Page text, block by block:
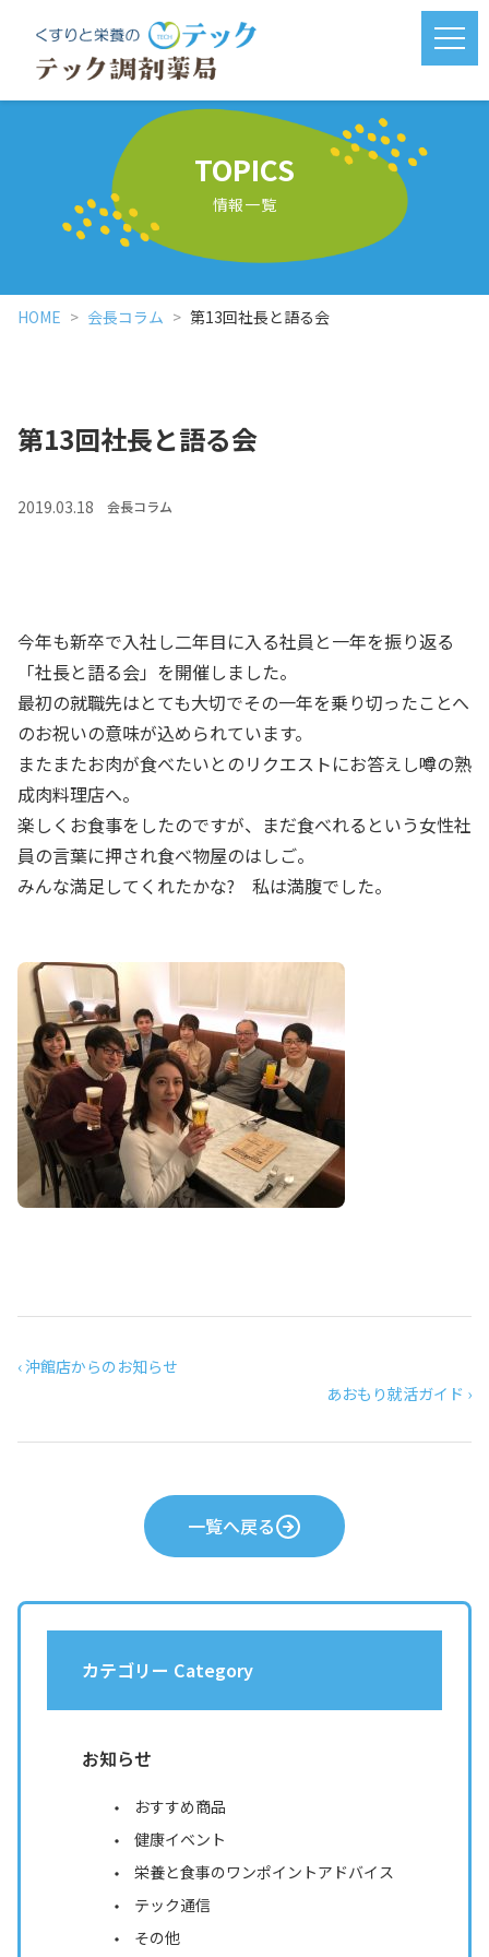
メニ
TOPICS
情報一覧
HOME 会長コラム 第13回社長と語る会
第13回社長と語る会
2019.03.18 会長コラム
今年も新卒で入社し二年目に入る社員と一年を振り返る
「社長と語る会」を開催しました。
最初の就職先はとても大切でその一年を乗り切ったことへ
のお祝いの意味が込められています。
またまたお肉が食べたいとのリクエストにお答えし噂の熟
成肉料理店へ。
楽しくお食事をしたのですが、まだ食べれるという女性社
員の言葉に押され食べ物屋のはしご。
みんな満足してくれたかな? 私は満腹でした。
‹ 沖館店からのお知らせ
あおもり就活ガイド ›
一覧へ戻る
カテゴリー Category
お知らせ
おすすめ商品
健康イベント
栄養と食事のワンポイントアドバイス
テック通信
その他